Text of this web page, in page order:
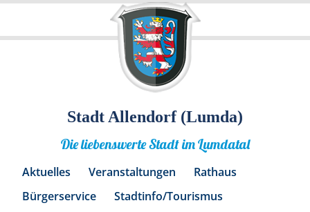
Stadt Allendorf (Lumda)
Die liebenswerte Stadt im Lumdatal
Aktuelles Veranstaltungen
Rathaus
Bürgerservice
Stadtinfo/Tourismus